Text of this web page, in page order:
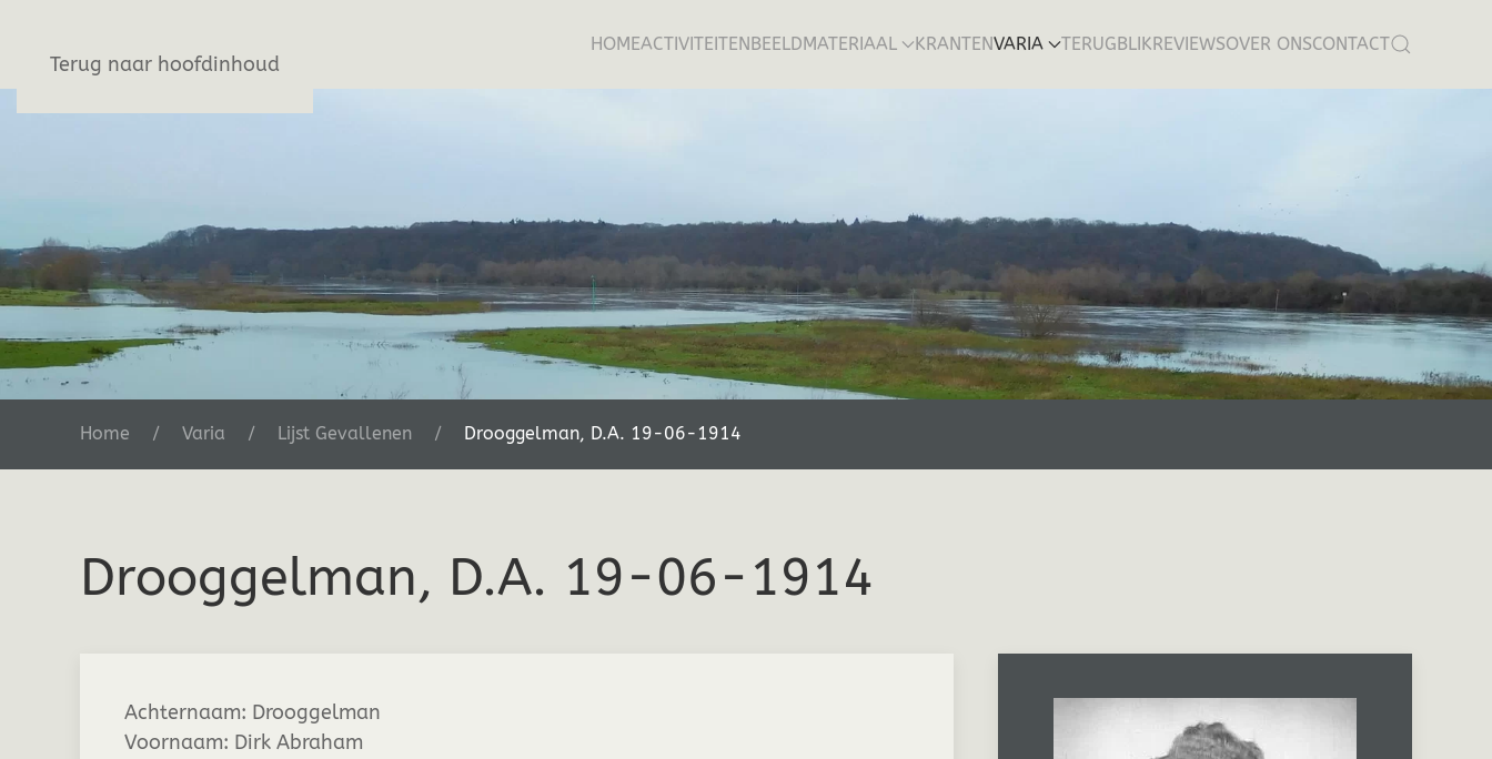
Terug naar hoofdinhoud
HOMEACTIVITEITEN BEELDMATERIAAL KRANTENVARIA TERUGBLIK REVIEWSOVER ONSCONTACT
Home Varia Lijst Gevallenen Drooggelman, D.A. 19-06-1914
Drooggelman, D.A. 19-06-1914
Achternaam: Drooggelman
Voornaam: Dirk Abraham